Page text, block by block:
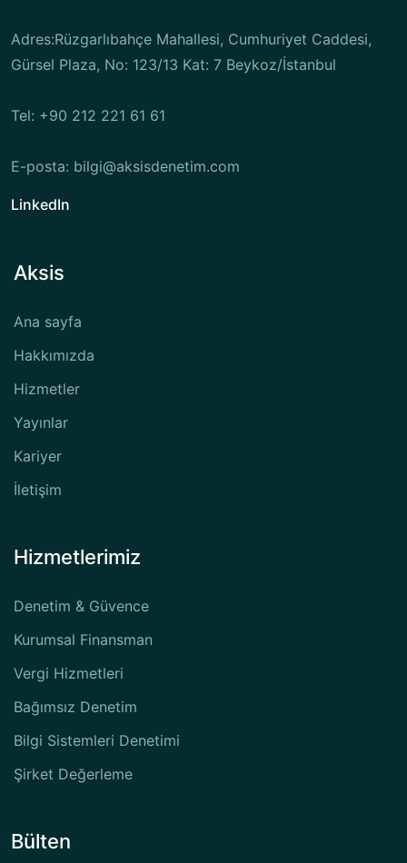
Adres:Rüzgarlıbahçe Mahallesi, Cumhuriyet Caddesi,
Gürsel Plaza, No: 123/13 Kat: 7 Beykoz/İstanbul
Tel: +90 212 221 61 61
E-posta: bilgi@aksisdenetim.com
LinkedIn
Aksis
Ana sayfa
Hakkımızda
Hizmetler
Yayınlar
Kariyer
İletişim
Hizmetlerimiz
Denetim & Güvence
Kurumsal Finansman
Vergi Hizmetleri
Bağımsız Denetim
Bilgi Sistemleri Denetimi
Şirket Değerleme
Bülten